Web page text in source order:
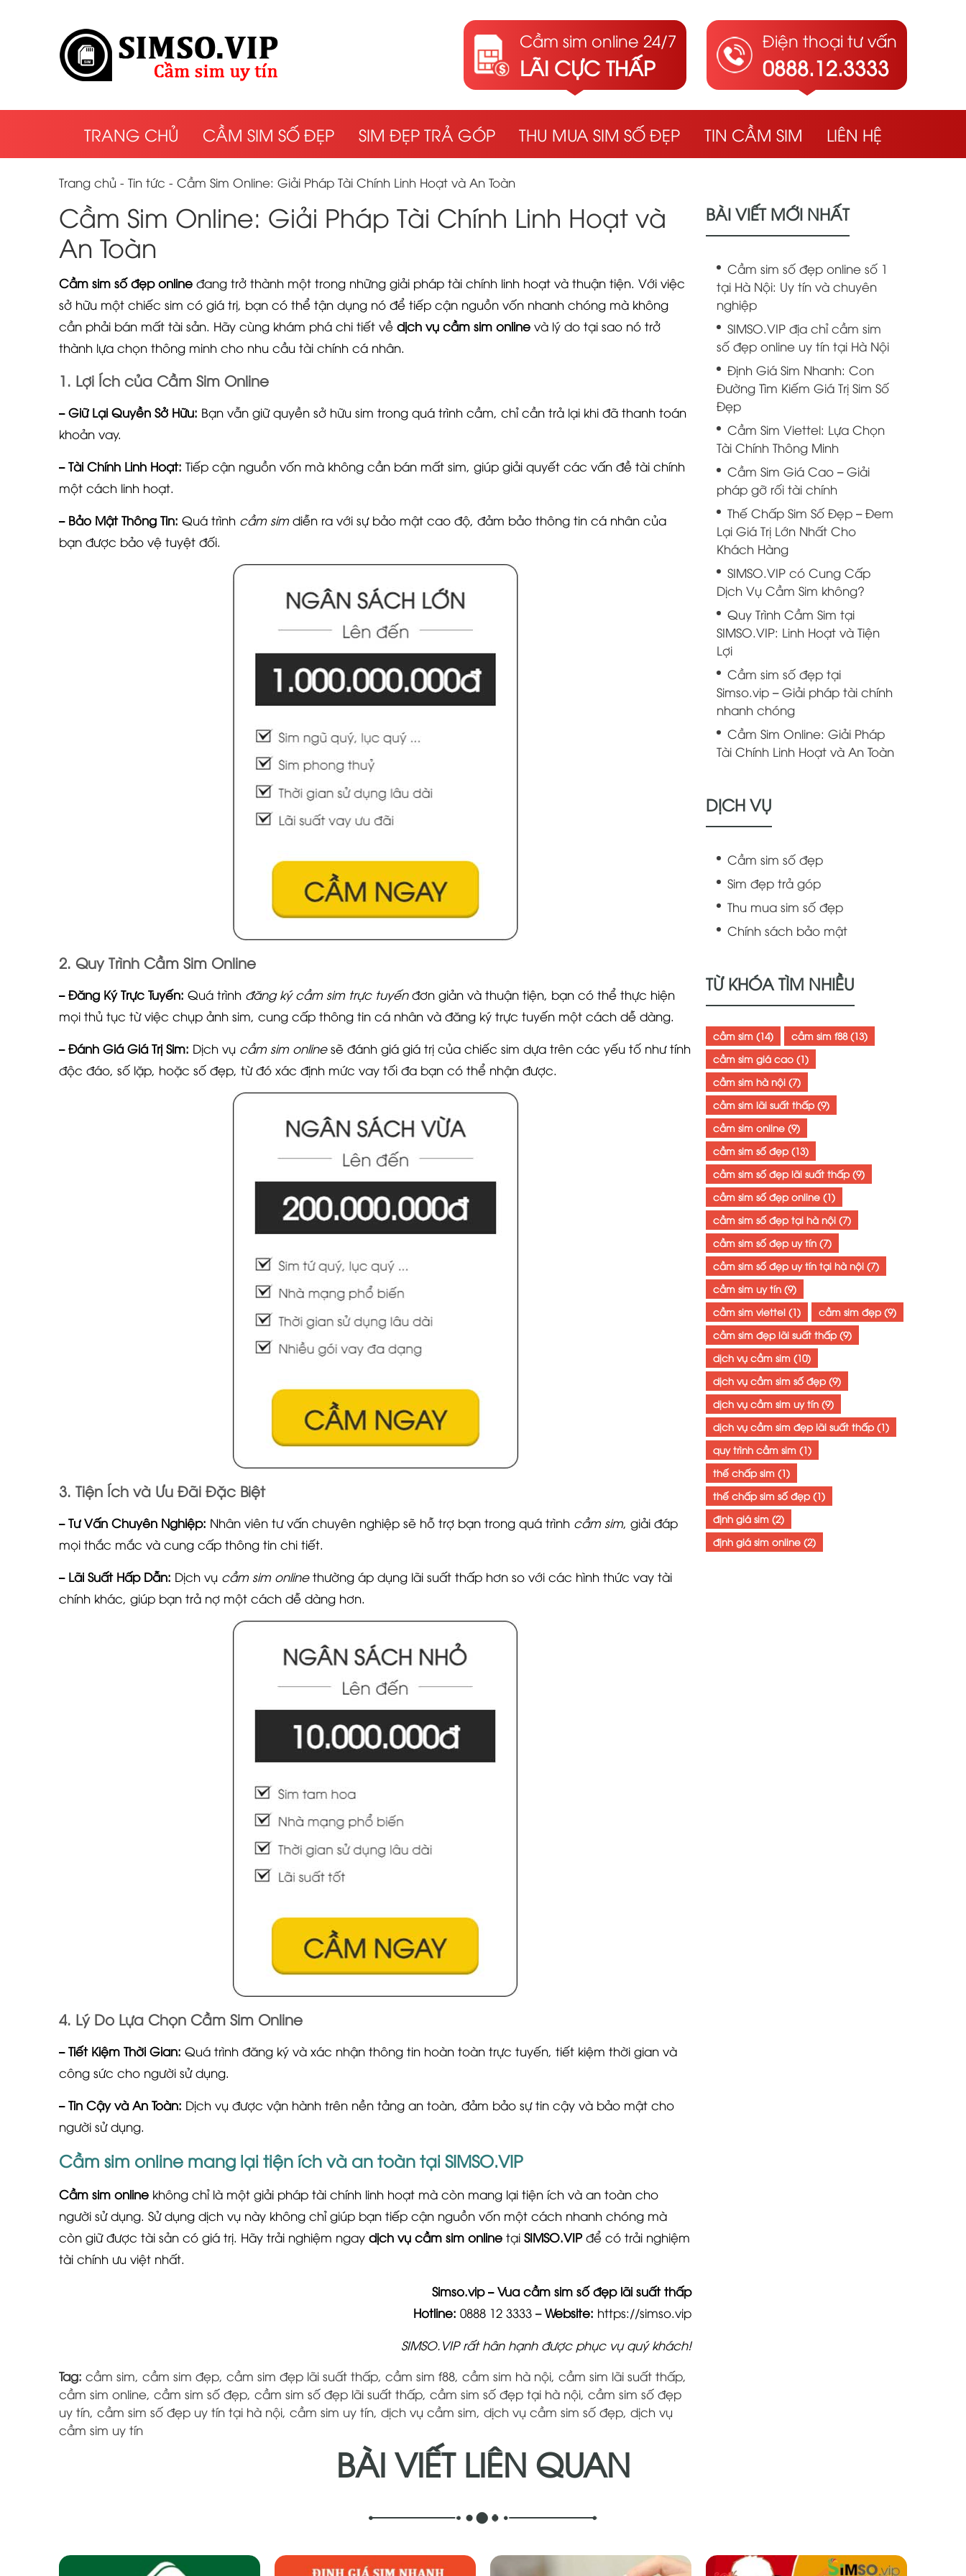
Cầm sim online 24/7
LÃI CỰC THẤP
Điện thoại tư vấn
0888.12.3333
TRANG CHỦ CẦM SIM SỐ ĐẸP SIM ĐẸP TRẢ GÓP THU MUA SIM SỐ ĐẸP TIN CẦM SIM LIÊN HỆ
Trang chủ - Tin tức - Cầm Sim Online: Giải Pháp Tài Chính Linh Hoạt và An Toàn
Cầm Sim Online: Giải Pháp Tài Chính Linh Hoạt và
An Toàn
Cầm sim số đẹp online đang trở thành một trong những giải pháp tài chính linh hoạt và thuận tiện. Với việc
sở hữu một chiếc sim có giá trị, bạn có thể tận dụng nó để tiếp cận nguồn vốn nhanh chóng mà không
cần phải bán mất tài sản. Hãy cùng khám phá chi tiết về dịch vụ cầm sim online và lý do tại sao nó trở
thành lựa chọn thông minh cho nhu cầu tài chính cá nhân.
1. Lợi Ích của Cầm Sim Online
– Giữ Lại Quyền Sở Hữu: Bạn vẫn giữ quyền sở hữu sim trong quá trình cầm, chỉ cần trả lại khi đã thanh toán
khoản vay.
– Tài Chính Linh Hoạt: Tiếp cận nguồn vốn mà không cần bán mất sim, giúp giải quyết các vấn đề tài chính
một cách linh hoạt.
– Bảo Mật Thông Tin: Quá trình cầm simdiễn ra với sự bảo mật cao độ, đảm bảo thông tin cá nhân của
bạn được bảo vệ tuyệt đối.
2. Quy Trình Cầm Sim Online
– Đăng Ký Trực Tuyến: Quá trình đăng ký cầm sim trực tuyếnđơn giản và thuận tiện, bạn có thể thực hiện
mọi thủ tục từ việc chụp ảnh sim, cung cấp thông tin cá nhân và đăng ký trực tuyến một cách dễ dàng.
– Đánh Giá Giá Trị Sim: Dịch vụ cầm sim onlinesẽ đánh giá giá trị của chiếc sim dựa trên các yếu tố như tính
độc đáo, số lặp, hoặc số đẹp, từ đó xác định mức vay tối đa bạn có thể nhận được.
3. Tiện Ích và Ưu Đãi Đặc Biệt
– Tư Vấn Chuyên Nghiệp: Nhân viên tư vấn chuyên nghiệp sẽ hỗ trợ bạn trong quá trình cầm sim, giải đáp
mọi thắc mắc và cung cấp thông tin chi tiết.
– Lãi Suất Hấp Dẫn: Dịch vụ cầm sim onlinethường áp dụng lãi suất thấp hơn so với các hình thức vay tài
chính khác, giúp bạn trả nợ một cách dễ dàng hơn.
4. Lý Do Lựa Chọn Cầm Sim Online
– Tiết Kiệm Thời Gian: Quá trình đăng ký và xác nhận thông tin hoàn toàn trực tuyến, tiết kiệm thời gian và
công sức cho người sử dụng.
– Tin Cậy và An Toàn: Dịch vụ được vận hành trên nền tảng an toàn, đảm bảo sự tin cậy và bảo mật cho
người sử dụng.
Cầm sim online mang lại tiện ích và an toàn tại SIMSO.VIP
Cầm sim online không chỉ là một giải pháp tài chính linh hoạt mà còn mang lại tiện ích và an toàn cho
người sử dụng. Sử dụng dịch vụ này không chỉ giúp bạn tiếp cận nguồn vốn một cách nhanh chóng mà
còn giữ được tài sản có giá trị. Hãy trải nghiệm ngay dịch vụ cầm sim online tại SIMSO.VIP để có trải nghiệm
tài chính ưu việt nhất.
Simso.vip – Vua cầm sim số đẹp lãi suất thấp
Hotline: 0888 12 3333 –Website: https://simso.vip
SIMSO.VIP rất hân hạnh được phục vụ quý khách!
Tag: cầm sim, cầm sim đẹp, cầm sim đẹp lãi suất thấp, cầm sim f88, cầm sim hà nội, cầm sim lãi suất thấp,
cầm sim online, cầm sim số đẹp, cầm sim số đẹp lãi suất thấp, cầm sim số đẹp tại hà nội, cầm sim số đẹp
uy tín, cầm sim số đẹp uy tín tại hà nội, cầm sim uy tín, dịch vụ cầm sim, dịch vụ cầm sim số đẹp, dịch vụ
cầm sim uy tín
BÀI VIẾT MỚI NHẤT
Cầm sim số đẹp online số 1
tại Hà Nội: Uy tín và chuyên
nghiệp
SIMSO.VIP địa chỉ cầm sim
số đẹp online uy tín tại Hà Nội
Định Giá Sim Nhanh: Con
Đường Tìm Kiếm Giá Trị Sim Số
Đẹp
Cầm Sim Viettel: Lựa Chọn
Tài Chính Thông Minh
Cầm Sim Giá Cao – Giải
pháp gỡ rối tài chính
Thế Chấp Sim Số Đẹp – Đem
Lại Giá Trị Lớn Nhất Cho
Khách Hàng
SIMSO.VIP có Cung Cấp
Dịch Vụ Cầm Sim không?
Quy Trình Cầm Sim tại
SIMSO.VIP: Linh Hoạt và Tiện
Lợi
Cầm sim số đẹp tại
Simso.vip – Giải pháp tài chính
nhanh chóng
Cầm Sim Online: Giải Pháp
Tài Chính Linh Hoạt và An Toàn
DỊCH VỤ
Cầm sim số đẹp
Sim đẹp trả góp
Thu mua sim số đẹp
Chính sách bảo mật
TỪ KHÓA TÌM NHIỀU
cầm sim (14) cầm sim f88(13)
cầm sim giá cao (1)
cầm sim hà nội (7)
cầm sim lãi suất thấp (9)
cầm sim online (9)
cầm sim số đẹp (13)
cầm sim số đẹp lãi suất thấp (9)
cầm sim số đẹp online (1)
cầm sim số đẹp tại hà nội (7)
cầm sim số đẹp uy tín (7)
cầm sim số đẹp uy tín tại hà nội (7)
cầm sim uy tín (9)
cầm sim viettel (1) cầm sim đẹp (9)
cầm sim đẹp lãi suất thấp (9)
dịch vụ cầm sim (10)
dịch vụ cầm sim số đẹp (9)
dịch vụ cầm sim uy tín (9)
dịch vụ cầm sim đẹp lãi suất thấp (1)
quy trình cầm sim (1)
thế chấp sim (1)
thế chấp sim số đẹp (1)
định giá sim (2)
định giá sim online (2)
BÀI VIẾT LIÊN QUAN